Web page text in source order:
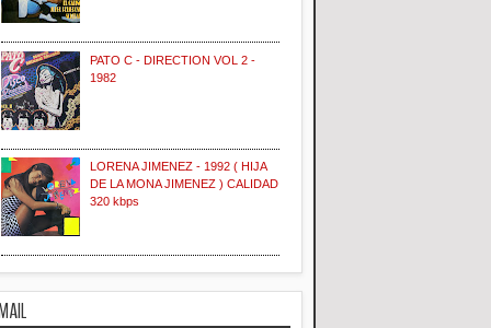
PATO C - DIRECTION VOL 2 -
1982
LORENA JIMENEZ - 1992 ( HIJA
DE LA MONA JIMENEZ ) CALIDAD
320 kbps